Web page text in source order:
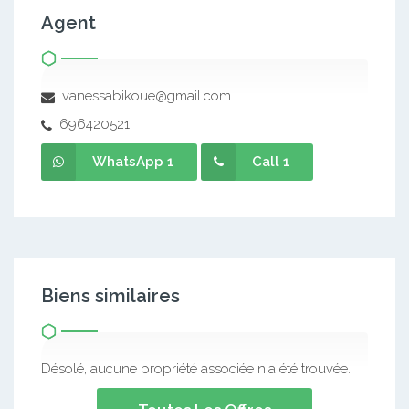
Agent
vanessabikoue@gmail.com
696420521
WhatsApp 1 Call 1
Biens similaires
Désolé, aucune propriété associée n'a été trouvée.